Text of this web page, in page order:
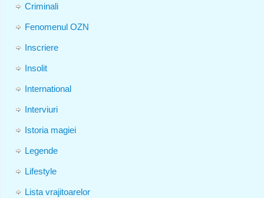
Criminali
Fenomenul OZN
Inscriere
Insolit
International
Interviuri
Istoria magiei
Legende
Lifestyle
Lista vrajitoarelor